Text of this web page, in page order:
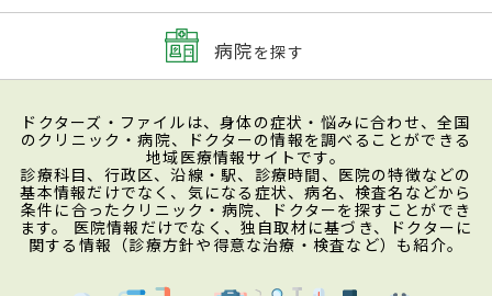
病院を探す
ドクターズ・ファイルは、身体の症状・悩みに合わせ、全国
のクリニック・病院、ドクターの情報を調べることができる
地域医療情報サイトです。
診療科目、行政区、沿線・駅、診療時間、医院の特徴などの
基本情報だけでなく、気になる症状、病名、検査名などから
条件に合ったクリニック・病院、ドクターを探すことができ
ます。 医院情報だけでなく、独自取材に基づき、ドクターに
関する情報（診療方針や得意な治療・検査など）も紹介。